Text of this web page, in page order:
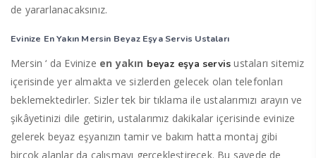
de yararlanacaksınız.
Evinize En Yakın Mersin Beyaz Eşya Servis Ustaları
Mersin ‘ da Evinize en yakın beyaz eşya servis ustaları sitemiz
içerisinde yer almakta ve sizlerden gelecek olan telefonları
beklemektedirler. Sizler tek bir tıklama ile ustalarımızı arayın ve
şikâyetinizi dile getirin, ustalarımız dakikalar içerisinde evinize
gelerek beyaz eşyanızın tamir ve bakım hatta montaj gibi
birçok alanlar da çalışmayı gerçekleştirecek. Bu sayede de